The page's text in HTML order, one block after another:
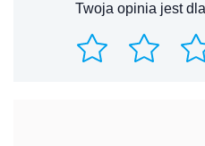
Twoja opinia jest